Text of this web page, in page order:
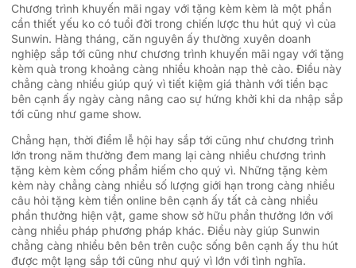
Chương trình khuyến mãi ngay với tặng kèm kèm là một phần
cần thiết yếu ko có tuổi đời trong chiến lược thu hút quý vì của
Sunwin. Hàng tháng, căn nguyên ấy thường xuyên doanh
nghiệp sắp tới cũng như chương trình khuyến mãi ngay với tặng
kèm quà trong khoảng càng nhiều khoản nạp thẻ cào. Điều này
chẳng càng nhiều giúp quý vì tiết kiệm giá thành với tiền bạc
bên cạnh ấy ngày càng nâng cao sự hứng khởi khi da nhập sắp
tới cũng như game show.
Chẳng hạn, thời điểm lễ hội hay sắp tới cũng như chương trình
lớn trong năm thường đem mang lại càng nhiều chương trình
tặng kèm kèm cống phẩm hiếm cho quý vì. Những tặng kèm
kèm này chẳng càng nhiều số lượng giới hạn trong càng nhiều
câu hỏi tặng kèm tiền online bên cạnh ấy tất cả càng nhiều
phần thưởng hiện vật, game show sở hữu phần thưởng lớn với
càng nhiều pháp phương pháp khác. Điều này giúp Sunwin
chẳng càng nhiều bên bên trên cuộc sống bên cạnh ấy thu hút
được một lạng sắp tới cũng như quý vì lớn với tình nghĩa.